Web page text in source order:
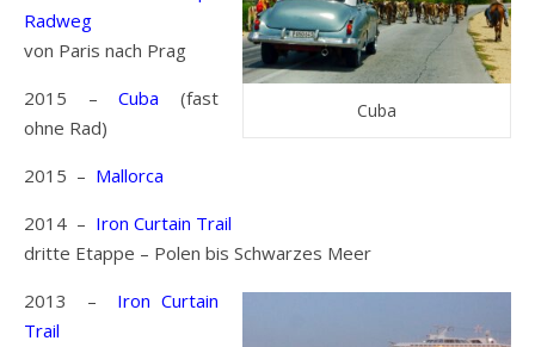
Cuba
Radweg
von Paris nach Prag
2015 –Cuba (fast
ohne Rad)
2015 – Mallorca
2014 – Iron Curtain Trail
dritte Etappe – Polen bis Schwarzes Meer
2013 – Iron Curtain
Trail